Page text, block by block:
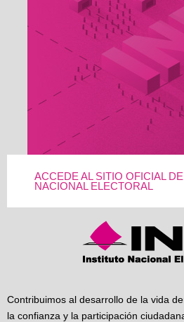
ACCEDE AL SITIO OFICIAL
NACIONAL ELECTORAL
Contribuimos al desarrollo de la vida
la confianza y la participación